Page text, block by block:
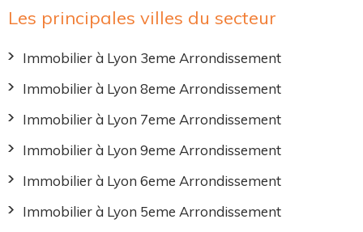
Les principales villes du secteur
Immobilier à Lyon 3eme Arrondissement
Immobilier à Lyon 8eme Arrondissement
Immobilier à Lyon 7eme Arrondissement
Immobilier à Lyon 9eme Arrondissement
Immobilier à Lyon 6eme Arrondissement
Immobilier à Lyon 5eme Arrondissement